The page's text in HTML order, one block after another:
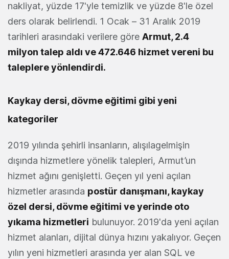
nakliyat, yüzde 17'yle temizlik ve yüzde 8'le özel
ders olarak belirlendi. 1 Ocak – 31 Aralık 2019
tarihleri arasındaki verilere göre Armut, 2.4
milyon talep aldı ve 472.646 hizmet vereni bu
taleplere yönlendirdi.
Kaykay dersi, dövme eğitimi gibi yeni
kategoriler
2019 yılında şehirli insanların, alışılagelmişin
dışında hizmetlere yönelik talepleri, Armut’un
hizmet ağını genişletti. Geçen yıl yeni açılan
hizmetler arasında postür danışmanı, kaykay
özel dersi, dövme eğitimi ve yerinde oto
yıkama hizmetleri bulunuyor. 2019'da yeni açılan
hizmet alanları, dijital dünya hızını yakalıyor. Geçen
yılın yeni hizmetleri arasında yer alan SQL ve